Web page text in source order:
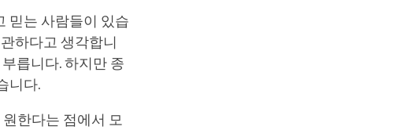
믿는 사람들이 있습
하다고 생각합니
부릅니다. 하지만 종
니다.
한다는 점에서 모